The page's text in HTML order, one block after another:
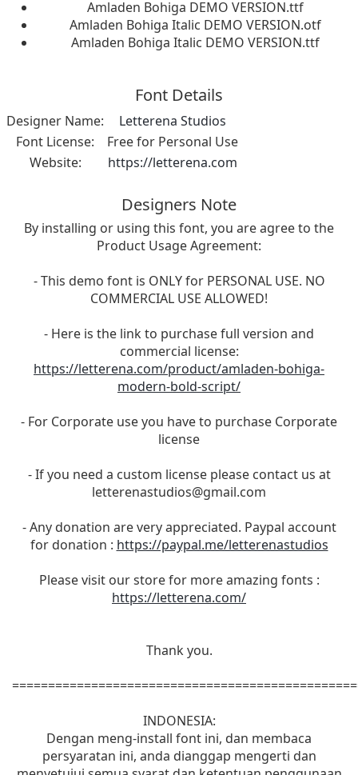
Amladen Bohiga DEMO VERSION.ttf
Amladen Bohiga Italic DEMO VERSION.otf
Amladen Bohiga Italic DEMO VERSION.ttf
Font Details
Designer Name:
Letterena Studios
Font License:
Free for Personal Use
Website:
https://letterena.com
Designers Note
By installing or using this font, you are agree to the
Product Usage Agreement:
- This demo font is ONLY for PERSONAL USE. NO
COMMERCIAL USE ALLOWED!
- Here is the link to purchase full version and
commercial license:
https://letterena.com/product/amladen-bohiga-
modern-bold-script/
- For Corporate use you have to purchase Corporate
license
- If you need a custom license please contact us at
letterenastudios@gmail.com
- Any donation are very appreciated. Paypal account
for donation : https://paypal.me/letterenastudios
Please visit our store for more amazing fonts :
https://letterena.com/
Thank you.
INDONESIA:
Dengan meng-install font ini, dan membaca
persyaratan ini, anda dianggap mengerti dan